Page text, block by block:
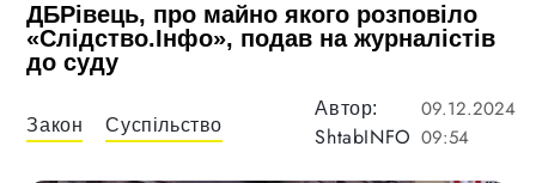
ДБРівець, про майно якого розповіло
«Слідство.Інфо», подав на журналістів
до суду
Закон Суспільство
Автор:
ShtabINFO
09.12.2024
09:54